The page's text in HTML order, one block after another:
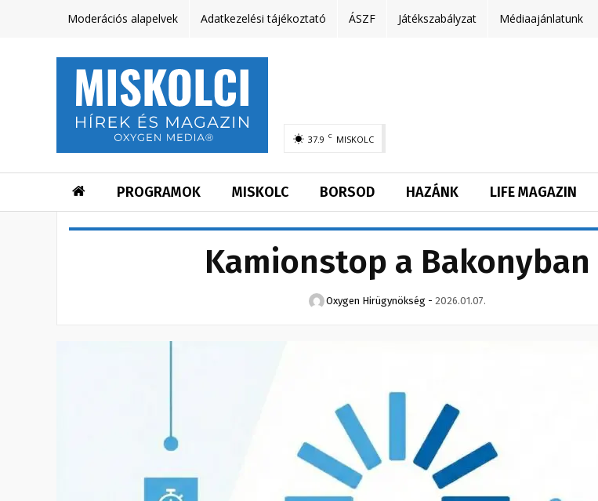
Moderációs alapelvek Adatkezelési tájékoztató ÁSZF Játékszabályzat Médiaajánlatunk
37.9 C MISKOLC
PROGRAMOK MISKOLC BORSOD HAZÁNK LIFE MAGAZIN
Kamionstop a Bakonyban
Oxygen Hirügynökség - 2026.01.07.